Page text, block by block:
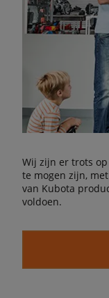
Wij zijn er trots
te mogen zijn,
van Kubota
voldoen.